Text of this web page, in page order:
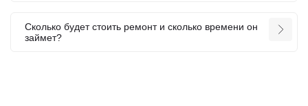
Сколько будет стоить ремонт и сколько времени он
займет?